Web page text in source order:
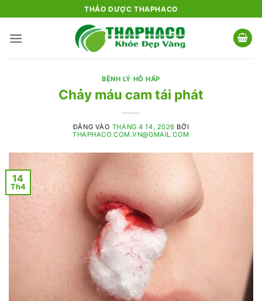
qua
nội
THẢO DƯỢC THAPHACO
BỆNH LÝ HÔ HẤP
Chảy máu cam tái phát
ĐĂNG VÀO THÁNG 4 14, 2026 BỞI
THAPHACO.COM.VN@GMAIL.COM
14
Th4